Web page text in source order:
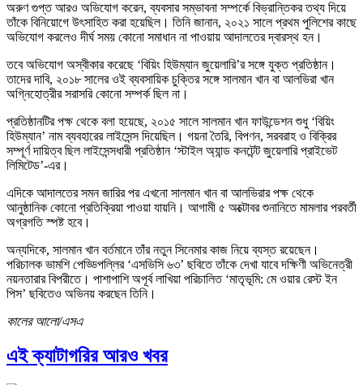
অরুণ গুপ্ত আরও অভিযোগ করেন, ব্যবসার সম্ভাবনা সম্পর্কে বিভ্রান্তিকর তথ্য দিয়ে
তাঁকে বিনিয়োগে উৎসাহিত করা হয়েছিল। তিনি জানান, ২০২১ সালে প্রথম পুলিশের কাছে
অভিযোগ করলেও দীর্ঘ সময় কোনো সমাধান না পাওয়ায় আদালতের দ্বারস্থ হন।
তবে অভিযোগ অস্বীকার করেছে ‘বিয়িং হিউম্যান জুয়েলারি’র সঙ্গে যুক্ত প্রতিষ্ঠান।
তাদের দাবি, ২০১৮ সালের ওই ব্যবসায়িক চুক্তির সঙ্গে সালমান খান বা আলভিরা খান
অগ্নিহোত্রীর সরাসরি কোনো সম্পর্ক ছিল না।
প্রতিষ্ঠানটির পক্ষ থেকে বলা হয়েছে, ২০১৫ সালে সালমান খান ফাউন্ডেশন শুধু ‘বিয়িং
হিউম্যান’ নাম ব্যবহারের লাইসেন্স দিয়েছিল। গয়না তৈরি, বিপণন, সরবরাহ ও বিক্রির
সম্পূর্ণ দায়িত্ব ছিল লাইসেন্সধারী প্রতিষ্ঠান ‘স্টাইল অ্যান্ড কনটেন্ট জুয়েলারি প্রাইভেট
লিমিটেড’-এর।
এদিকে আদালতের সমন জারির পর এখনো সালমান খান বা আলভিরার পক্ষ থেকে
আনুষ্ঠানিক কোনো প্রতিক্রিয়া পাওয়া যায়নি। আগামী ৫ অক্টোবর শুনানিতে মামলার পরবর্তী
অগ্রগতি স্পষ্ট হবে।
অন্যদিকে, সালমান খান বর্তমানে তাঁর নতুন সিনেমার কাজ নিয়ে ব্যস্ত রয়েছেন।
পরিচালক ভামশি পেড্ডিপল্লির ‘এসভিসি ৬৩’ ছবিতে তাঁকে দেখা যাবে দক্ষিণী অভিনেত্রী
নয়নতারার বিপরীতে। পাশাপাশি অপূর্ব লাখিয়া পরিচালিত ‘মাতৃভূমি: মে ওয়ার রেস্ট ইন
পিস’ ছবিতেও অভিনয় করছেন তিনি।
কালের আলো/এসএ
এই ক্যাটাগরির আরও খবর